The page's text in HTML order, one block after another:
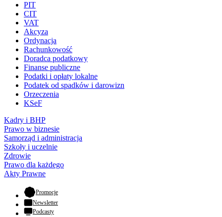
PIT
CIT
VAT
Akcyza
Ordynacja
Rachunkowość
Doradca podatkowy
Finanse publiczne
Podatki i opłaty lokalne
Podatek od spadków i darowizn
Orzeczenia
KSeF
Kadry i BHP
Prawo w biznesie
Samorząd i administracja
Szkoły i uczelnie
Zdrowie
Prawo dla każdego
Akty Prawne
Promocje- otwiera się w nowej karcie
Newsletter
Podcasty